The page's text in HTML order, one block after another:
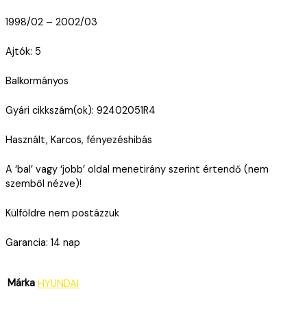
1998/02 – 2002/03
Ajtók: 5
Balkormányos
Gyári cikkszám(ok): 92402051R4
Használt, Karcos, fényezéshibás
A ‘bal’ vagy ‘jobb’ oldal menetirány szerint értendő (nem
szemből nézve)!
Külföldre nem postázzuk
Garancia: 14 nap
Márka HYUNDAI